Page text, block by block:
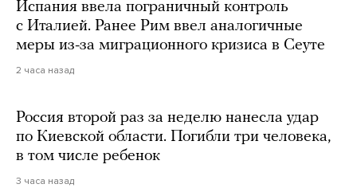
Испания ввела пограничный контроль
с Италией. Ранее Рим ввел аналогичные
меры из-за миграционного кризиса в Сеуте
2 часа назад
Россия второй раз за неделю нанесла удар
по Киевской области. Погибли три человека,
в том числе ребенок
3 часа назад